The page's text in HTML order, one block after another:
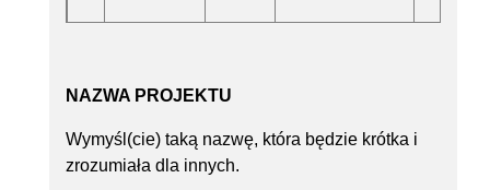
NAZWA PROJEKTU
Wymyśl(cie) taką nazwę, która będzie krótka i
zrozumiała dla innych.